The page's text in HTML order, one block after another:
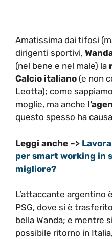
Amatissima dai tifosi
dirigenti sportivi,
(nel bene e nel male) la
Calcio italiano (e non
Leotta); come
moglie, ma anche
questo spesso ha
Leggi anche –>
per smart working in
migliore?
L’attaccante argentino
PSG, dove si è
bella Wanda; e mentre
possibile ritorno in Italia,